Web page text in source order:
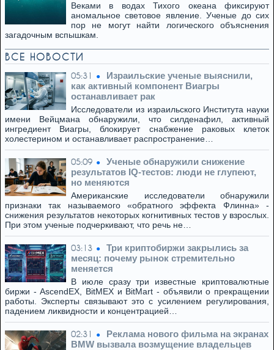
Веками в водах Тихого океана фиксируют
аномальное световое явление. Ученые до сих
пор не могут найти логического объяснения
загадочным вспышкам.
ВСЕ НОВОСТИ
05:31
Израильские ученые выяснили,
как активный компонент Виагры
останавливает рак
Исследователи из израильского Института науки
имени Вейцмана обнаружили, что силденафил, активный
ингредиент Виагры, блокирует снабжение раковых клеток
холестерином и останавливает распространение…
05:09
Ученые обнаружили снижение
результатов IQ-тестов: люди не глупеют,
но меняются
Американские исследователи обнаружили
признаки так называемого «обратного эффекта Флинна» -
снижения результатов некоторых когнитивных тестов у взрослых.
При этом ученые подчеркивают, что речь не…
03:13
Три криптобиржи закрылись за
месяц: почему рынок стремительно
меняется
В июле сразу три известные криптовалютные
биржи - AscendEX, BitMEX и BitMart - объявили о прекращении
работы. Эксперты связывают это с усилением регулирования,
падением ликвидности и концентрацией…
02:31
Реклама нового фильма на экранах
BMW вызвала возмущение владельцев